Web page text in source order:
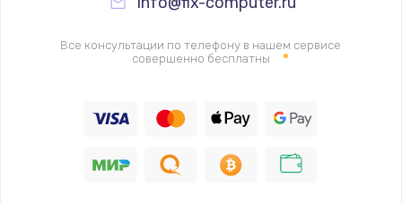
660 руб.
Установка драйверов
725 руб.
Все консультации по телефону в нашем сервисе
совершенно бесплатны